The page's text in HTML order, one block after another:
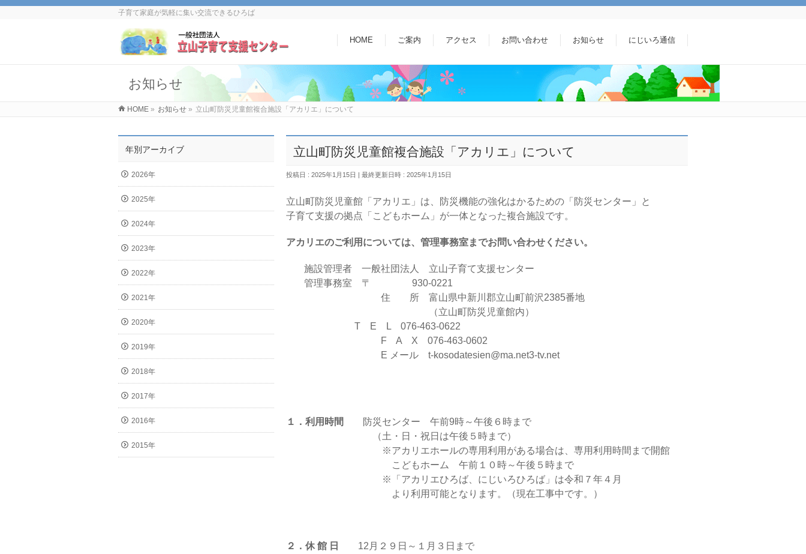
子育て家庭が気軽に集い交流できるひろば
HOME ご案内 アクセス お問い合わせ お知らせ にじいろ通信
お知らせ
HOME » お知らせ » 立山町防災児童館複合施設「アカリエ」について
立山町防災児童館複合施設「アカリエ」について
投稿日 : 2025年1月15日 最終更新日時 : 2025年1月15日
立山町防災児童館「アカリエ」は、防災機能の強化はかるための「防災センター」と
子育て支援の拠点「こどもホーム」が一体となった複合施設です。
アカリエのご利用については、管理事務室までお問い合わせください。
施設管理者 一般社団法人 立山子育て支援センター
管理事務室 〒 930-0221
住 所 富山県中新川郡立山町前沢2385番地
（立山町防災児童館内）
T E L 076-463-0622
F A X 076-463-0602
E メール t-kosodatesien@ma.net3-tv.net
１．利用時間
防災センター 午前9時～午後６時まで
（土・日・祝日は午後５時まで）
※アカリエホールの専用利用がある場合は、専用利用時間まで開館
こどもホーム 午前１０時～午後５時まで
※「アカリエひろば、にじいろひろば」は令和７年４月
より利用可能となります。（現在工事中です。）
２．休 館 日 12月２９日～１月３日まで
年別アーカイブ
2026年
2025年
2024年
2023年
2022年
2021年
2020年
2019年
2018年
2017年
2016年
2015年